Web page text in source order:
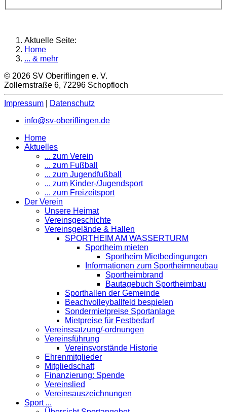
Aktuelle Seite:
Home
... & mehr
© 2026 SV Oberiflingen e. V.
Zollernstraße 6, 72296 Schopfloch
Impressum
Datenschutz
info@sv-oberiflingen.de
Home
Aktuelles
... zum Verein
... zum Fußball
... zum Jugendfußball
... zum Kinder-/Jugendsport
... zum Freizeitsport
Der Verein
Unsere Heimat
Vereinsgeschichte
Vereinsgelände & Hallen
SPORTHEIM AM WASSERTURM
Sportheim mieten
Sportheim Mietbedingungen
Informationen zum Sportheimneubau
Sportheimbrand
Bautagebuch Sportheimbau
Sporthallen der Gemeinde
Beachvolleyballfeld bespielen
Sondermietpreise Sportanlage
Mietpreise für Festbedarf
Vereinssatzung/-ordnungen
Vereinsführung
Vereinsvorstände Historie
Ehrenmitglieder
Mitgliedschaft
Finanzierung: Spende
Vereinslied
Vereinsauszeichnungen
Sport ...